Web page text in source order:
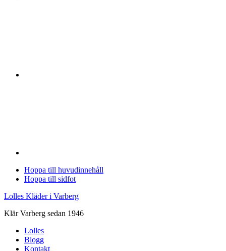
Hoppa till huvudinnehåll
Hoppa till sidfot
Lolles Kläder i Varberg
Klär Varberg sedan 1946
Lolles
Blogg
Kontakt